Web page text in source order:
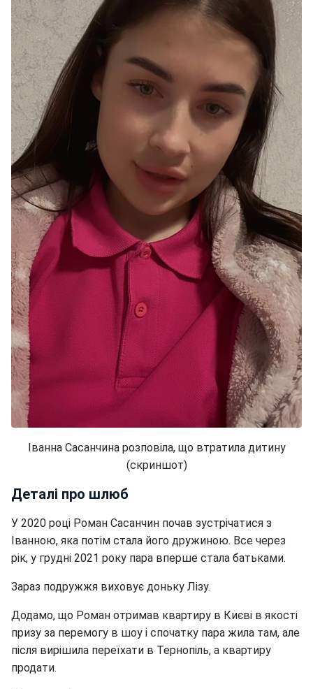
Іванна Сасанчина розповіла, що втратила дитину
(скриншот)
Деталі про шлюб
У 2020 році Роман Сасанчин почав зустрічатися з
Іванною, яка потім стала його дружиною. Все через
рік, у грудні 2021 року пара вперше стала батьками.
Зараз подружжя виховує доньку Лізу.
Додамо, що Роман отримав квартиру в Києві в якості
призу за перемогу в шоу і спочатку пара жила там, але
після вирішила переїхати в Тернопіль, а квартиру
продати.